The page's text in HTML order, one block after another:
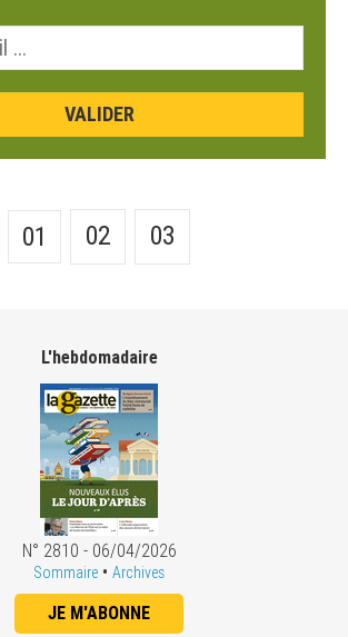
01 02 03
L'hebdomadaire
N° 2810 - 06/04/2026
Sommaire • Archives
JE M'ABONNE